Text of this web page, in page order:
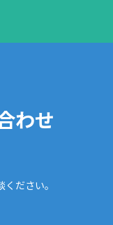
わせ
ださい。